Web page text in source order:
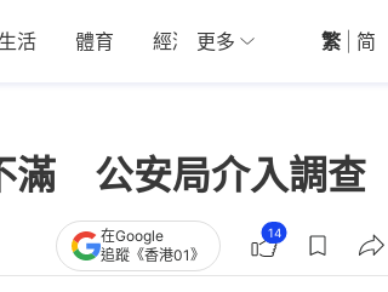
生活 體育 經濟 01深圳 觀點
更多 繁 简
滿 公安局介入調查
在Google
追蹤《香港01》
14